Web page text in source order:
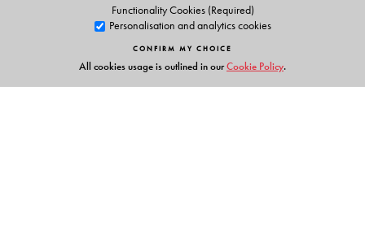
Functionality Cookies (Required)
Personalisation and analytics cookies
CONFIRM MY CHOICE
All cookies usage is outlined in ourCookie Policy.